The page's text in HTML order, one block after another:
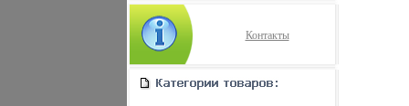
Контакты